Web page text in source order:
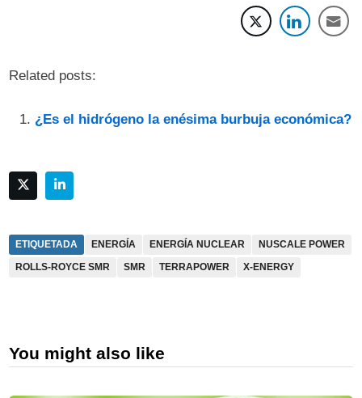
Related posts:
¿Es el hidrógeno la enésima burbuja económica?
ETIQUETADA ENERGÍA ENERGÍA NUCLEAR
NUSCALE POWER
ROLLS-ROYCE SMR
SMR TERRAPOWER X-ENERGY
You might also like